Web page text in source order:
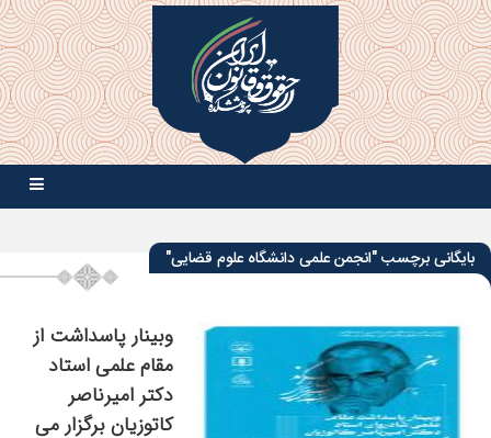
بایگانی برچسب "انجمن علمی دانشگاه علوم قضایی"
وبینار پاسداشت از
مقام علمی استاد
دکتر امیرناصر
کاتوزیان برگزار می